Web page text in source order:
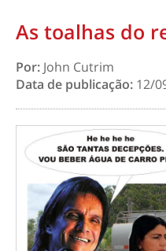
As toalhas do
Por: John Cutrim
Data de publicação: 12/